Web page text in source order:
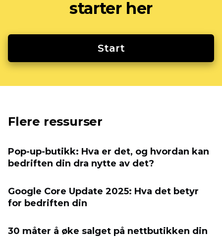
starter her
Start
Flere ressurser
Pop-up-butikk: Hva er det, og hvordan kan
bedriften din dra nytte av det?
Google Core Update 2025: Hva det betyr
for bedriften din
30 måter å øke salget på nettbutikken din